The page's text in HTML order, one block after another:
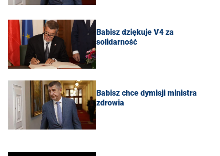
Babisz dziękuje V4 za
solidarność
Babisz chce dymisji ministra
zdrowia